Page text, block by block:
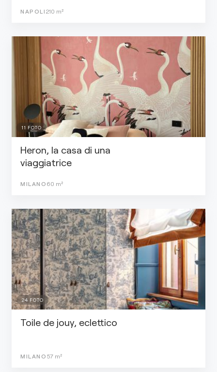
NAPOLI 210 m²
11 FOTO
Heron, la casa di una
viaggiatrice
MILANO 60 m²
24 FOTO
Toile de jouy, eclettico
MILANO 57 m²